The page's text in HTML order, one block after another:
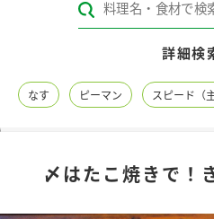
レシピカテゴリ一覧
レシピ名特集
商品情報
詳細検
なす ピーマン スピード（
〆はたこ焼きで！